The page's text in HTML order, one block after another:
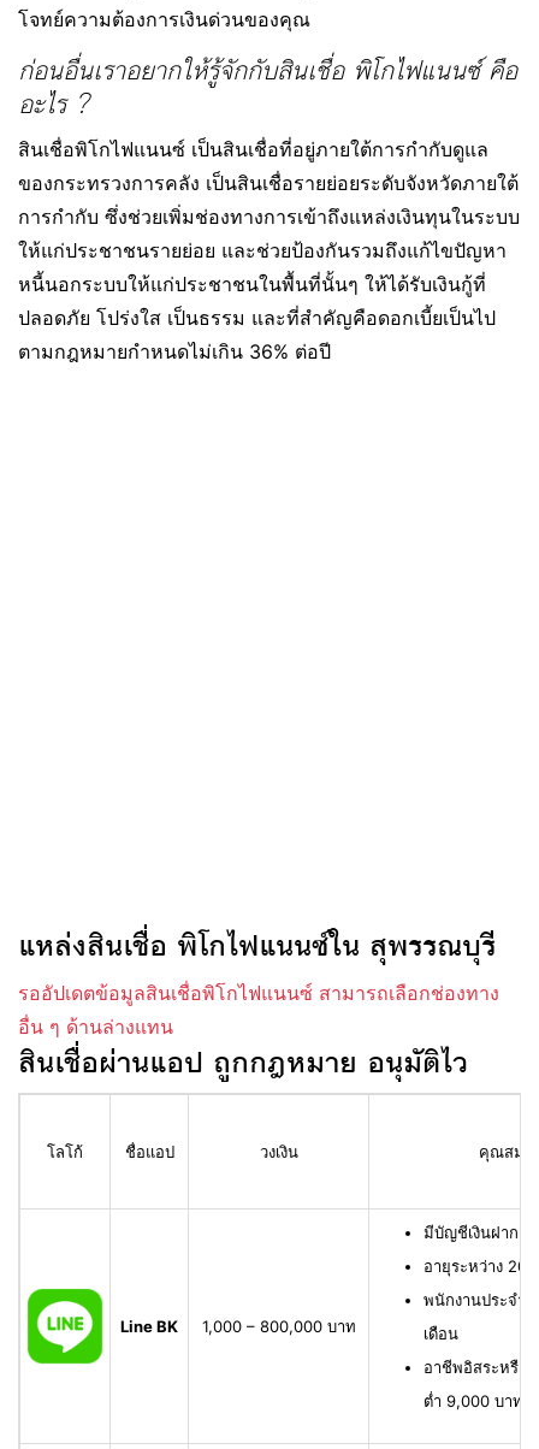
โจทย์ความต้องการเงินด่วนของคุณ
ก่อนอื่นเราอยากให้รู้จักกับสินเชื่อ พิโกไฟแนนซ์ คือ
อะไร ?
สินเชื่อพิโกไฟแนนซ์ เป็นสินเชื่อที่อยู่ภายใต้การกำกับดูแล
ของกระทรวงการคลัง เป็นสินเชื่อรายย่อยระดับจังหวัดภายใต้
การกำกับ ซึ่งช่วยเพิ่มช่องทางการเข้าถึงแหล่งเงินทุนในระบบ
ให้แก่ประชาชนรายย่อย และช่วยป้องกันรวมถึงแก้ไขปัญหา
หนี้นอกระบบให้แก่ประชาชนในพื้นที่นั้นๆ ให้ได้รับเงินกู้ที่
ปลอดภัย โปร่งใส เป็นธรรม และที่สำคัญคือดอกเบี้ยเป็นไป
ตามกฎหมายกำหนดไม่เกิน 36% ต่อปี
แหล่งสินเชื่อ พิโกไฟแนนซ์ใน สุพรรณบุรี
รออัปเดตข้อมูลสินเชื่อพิโกไฟแนนซ์ สามารถเลือกช่องทาง
อื่น ๆ ด้านล่างแทน
สินเชื่อผ่านแอป ถูกกฎหมาย อนุมัติไว
โลโก้ ชื่อแอป วงเงิน คุณสมบั
Line BK 1,000 – 800,000 บาท
มีบัญชีเงินฝาก
อายุระหว่าง 20
พนักงานประจำ
เดือน
อาชีพอิสระหรือ
ต่ำ 9,000 บาทต่